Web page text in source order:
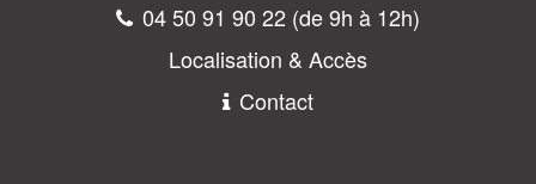
04 50 91 90 22 (de 9h à 12h)
Localisation & Accès
Contact